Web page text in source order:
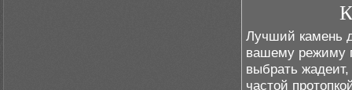
Лучший камень
вашему режиму
выбрать
частой